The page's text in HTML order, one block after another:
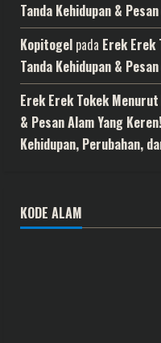
Tanda Kehidupan &
Kopitogel pada Erek Erek
Tanda Kehidupan &
Erek Erek Tokek
& Pesan Alam Yang Keren!
Kehidupan, Perubahan,
KODE ALAM